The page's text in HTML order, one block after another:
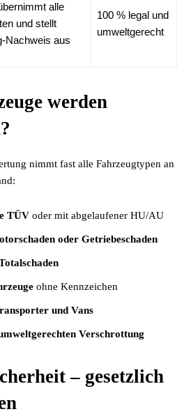
alle
und stellt
Nachweis aus
100 % legal und
umweltgerecht
werden
nimmt fast alle Fahrzeugtypen an
TÜV oder mit abgelaufener HU/AU
oder Getriebeschaden
ohne Kennzeichen
und Vans
Verschrottung
– gesetzlich